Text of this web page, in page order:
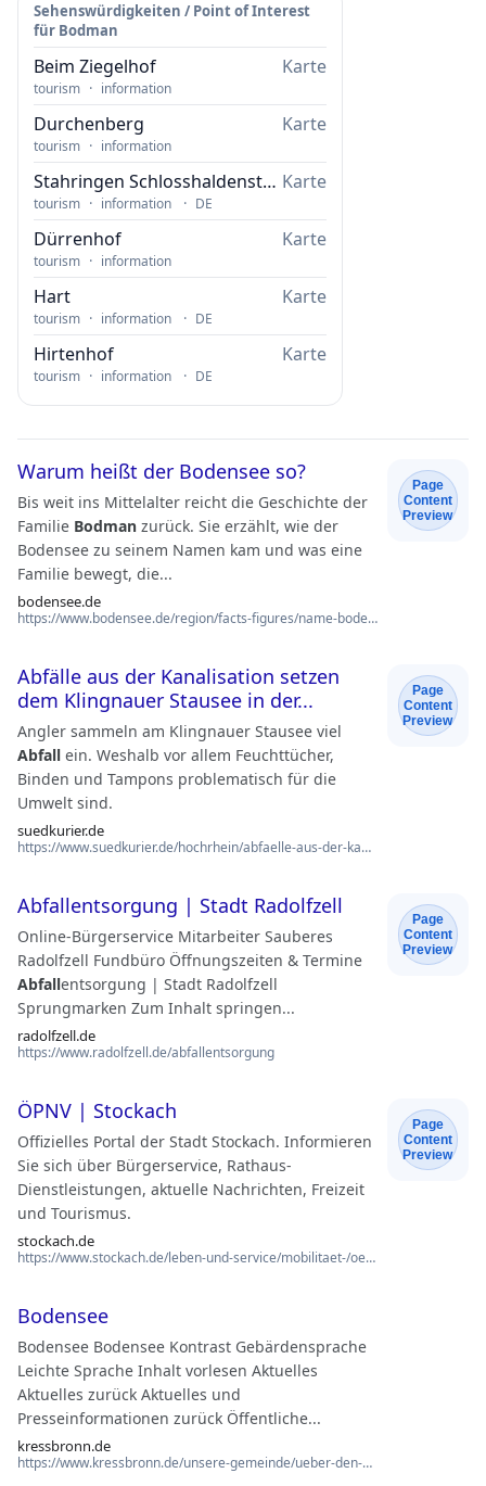
Sehenswürdigkeiten / Point of Interest
für Bodman
Beim Ziegelhof
tourism · information
Karte
Durchenberg
tourism · information
Karte
Stahringen Schlosshaldenstraße
tourism · information · DE
Karte
Dürrenhof
tourism · information
Karte
Hart
tourism · information · DE
Karte
Hirtenhof
tourism · information · DE
Karte
Warum heißt der Bodensee so?
Bis weit ins Mittelalter reicht die Geschichte der
Familie Bodman zurück. Sie erzählt, wie der
Bodensee zu seinem Namen kam und was eine
Familie bewegt, die...
bodensee.de
https://www.bodensee.de/region/facts-figures/name-bodensee
Page
Content
Preview
Abfälle aus der Kanalisation setzen
dem Klingnauer Stausee in der...
Angler sammeln am Klingnauer Stausee viel
Abfall ein. Weshalb vor allem Feuchttücher,
Binden und Tampons problematisch für die
Umwelt sind.
suedkurier.de
https://www.suedkurier.de/hochrhein/abfaelle-aus-der-kanalisation-setzen-dem-klingnauer-st…
Page
Content
Preview
Abfallentsorgung | Stadt Radolfzell
Online-Bürgerservice Mitarbeiter Sauberes
Radolfzell Fundbüro Öffnungszeiten & Termine
Abfallentsorgung | Stadt Radolfzell
Sprungmarken Zum Inhalt springen...
radolfzell.de
https://www.radolfzell.de/abfallentsorgung
Page
Content
Preview
ÖPNV | Stockach
Offizielles Portal der Stadt Stockach. Informieren
Sie sich über Bürgerservice, Rathaus-
Dienstleistungen, aktuelle Nachrichten, Freizeit
und Tourismus.
stockach.de
https://www.stockach.de/leben-und-service/mobilitaet-/oepnv
Page
Content
Preview
Bodensee
Bodensee Bodensee Kontrast Gebärdensprache
Leichte Sprache Inhalt vorlesen Aktuelles
Aktuelles zurück Aktuelles und
Presseinformationen zurück Öffentliche...
kressbronn.de
https://www.kressbronn.de/unsere-gemeinde/ueber-den-ort/wissenswertes/seen-und-gewaesser/b…